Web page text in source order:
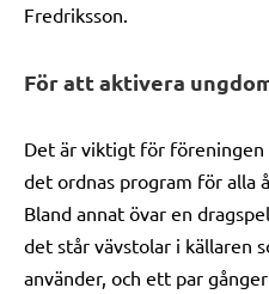
Fredriksson.
För att aktivera
Det är viktigt för
det ordnas program för alla
Bland annat övar en
det står vävstolar i källaren
använder, och ett par